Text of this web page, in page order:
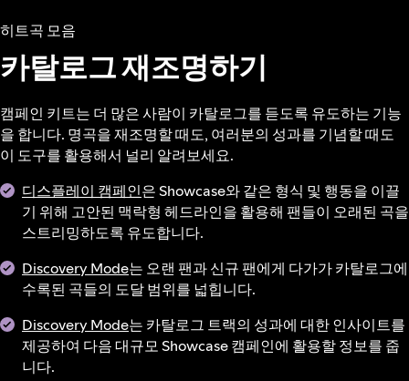
히트곡 모음
카탈로그 재조명하기
캠페인 키트는 더 많은 사람이 카탈로그를 듣도록 유도하는 기능
을 합니다. 명곡을 재조명할 때도, 여러분의 성과를 기념할 때도
이 도구를 활용해서 널리 알려보세요.
디스플레이 캠페인은 Showcase와 같은 형식 및 행동을 이끌
기 위해 고안된 맥락형 헤드라인을 활용해 팬들이 오래된 곡을
스트리밍하도록 유도합니다.
Discovery Mode는 오랜 팬과 신규 팬에게 다가가 카탈로그에
수록된 곡들의 도달 범위를 넓힙니다.
Discovery Mode는 카탈로그 트랙의 성과에 대한 인사이트를
제공하여 다음 대규모 Showcase 캠페인에 활용할 정보를 줍
니다.